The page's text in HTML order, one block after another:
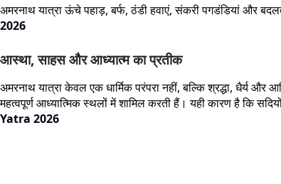
अमरनाथ यात्रा ऊंचे पहाड़, बर्फ, ठंडी हवाएं, संकरी पगडंडियां और
2026
आस्था, साहस और आध्यात्म का प्रतीक
अमरनाथ यात्रा केवल एक धार्मिक परंपरा नहीं, बल्कि श्रद्धा, धैर्य
महत्वपूर्ण आध्यात्मिक स्थलों में शामिल करती हैं। यही कारण है कि
Yatra 2026